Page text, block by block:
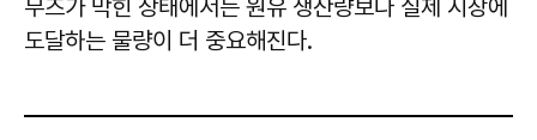
무즈가 막힌 상태에서는 원유 생산량보다 실제 시장에
도달하는 물량이 더 중요해진다.